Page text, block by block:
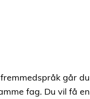
går du
fag. Du vil få en